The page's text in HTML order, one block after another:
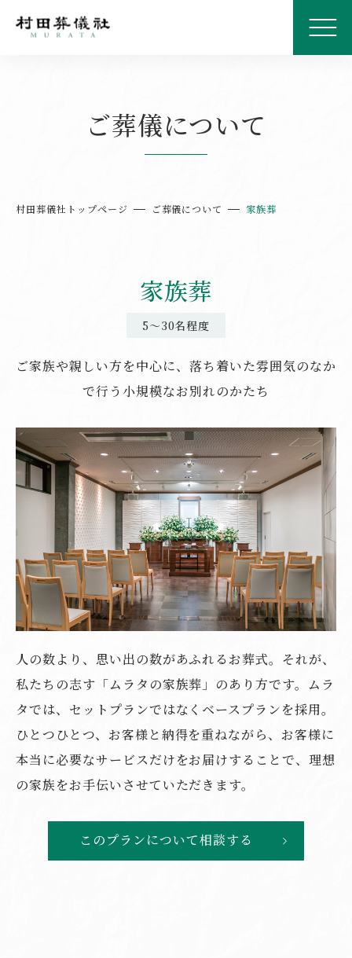
ご葬儀について
村田葬儀社トップページ ご葬儀について 家族葬
家族葬
5～30名程度
ご家族や親しい方を中心に、落ち着いた雰囲気のなか
で行う小規模なお別れのかたち
人の数より、思い出の数があふれるお葬式。それが、
私たちの志す「ムラタの家族葬」のあり方です。ムラ
タでは、セットプランではなくベースプランを採用。
ひとつひとつ、お客様と納得を重ねながら、お客様に
本当に必要なサービスだけをお届けすることで、理想
の家族をお手伝いさせていただきます。
このプランについて相談する